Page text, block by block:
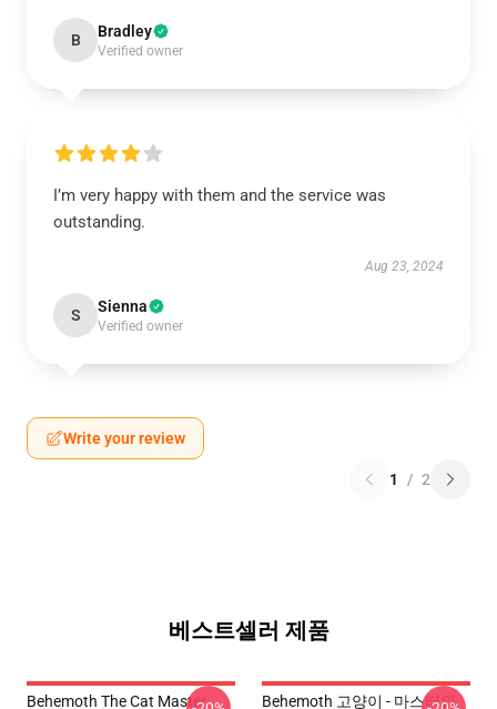
B Bradley
Verified owner
I’m very happy with them and the service was
outstanding.
Aug 23, 2024
S Sienna
Verified owner
Write your review
1 / 2
베스트셀러 제품
Behemoth The Cat Master
Behemoth 고양이 - 마스터와